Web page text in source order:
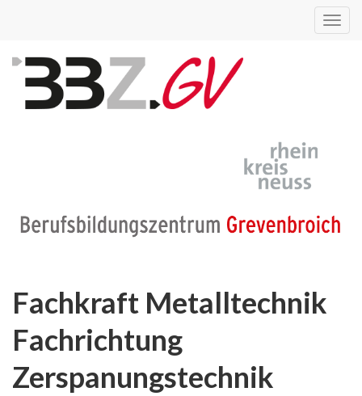
Fachkraft Metalltechnik
Fachrichtung
Zerspanungstechnik